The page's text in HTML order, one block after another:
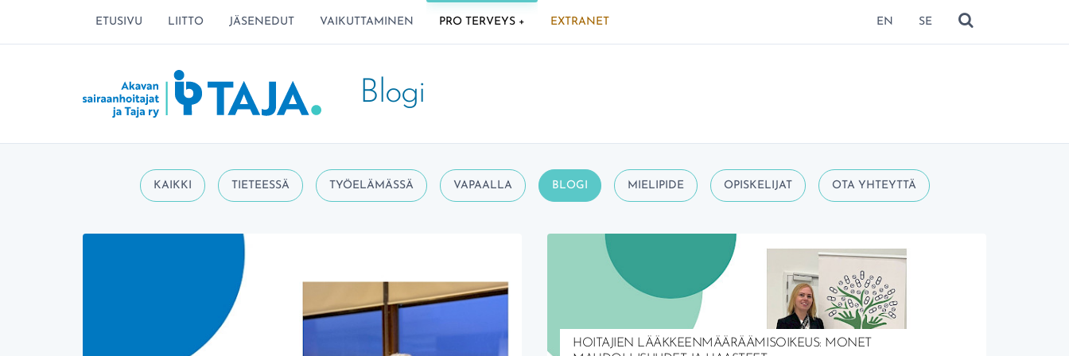
SIIRRY SIVUN SISÄLTÖÖN
ETUSIVU LIITTO JÄSENEDUT VAIKUTTAMINEN PRO TERVEYS + EXTRANET EN SE
NÄYTÄ HAKU
Blogi
Aihealueet
KAIKKI TIETEESSÄ TYÖELÄMÄSSÄ VAPAALLA NYKYINEN SIVU
BLOGI MIELIPIDE OPISKELIJAT OTA YHTEYTTÄ
Viimeisimmät artikkelit
HOITAJIEN LÄÄKKEENMÄÄRÄÄMISOIKEUS: MONET